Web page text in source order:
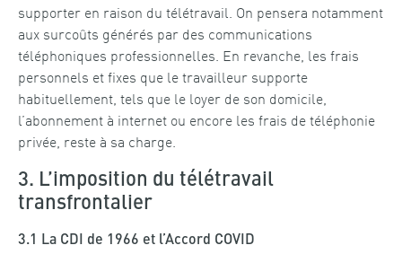
supporter en raison du télétravail. On pensera notamment
aux surcoûts générés par des communications
téléphoniques professionnelles. En revanche, les frais
personnels et fixes que le travailleur supporte
habituellement, tels que le loyer de son domicile,
l’abonnement à internet ou encore les frais de téléphonie
privée, reste à sa charge.
3. L’imposition du télétravail
transfrontalier
3.1 La CDI de 1966 et l’Accord COVID